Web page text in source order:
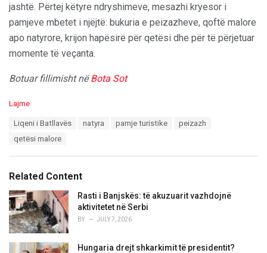
jashtë. Përtej këtyre ndryshimeve, mesazhi kryesor i
pamjeve mbetet i njëjtë: bukuria e peizazheve, qoftë malore
apo natyrore, krijon hapësirë për qetësi dhe për të përjetuar
momente të veçanta.
Botuar fillimisht nëBota Sot
C
i
e
s
:
Lajme
Liqeni i Batllavës natyra pamje turistike
peizazh
qetësi malore
Related Content
Rasti i Banjskës: të akuzuarit vazhdojnë
aktivitetet në Serbi
BY JULY 7, 2026
Hungaria drejt shkarkimit të presidentit?